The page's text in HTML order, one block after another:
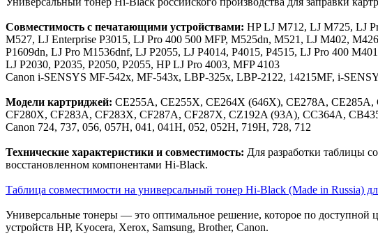
Совместимость с печатающими устройствами: HP LJ M712, LJ M725, LJ
M527, LJ Enterprise P3015, LJ Pro 400 500 MFP, M525dn, M521, LJ M402,
P1609dn, LJ Pro M1536dnf, LJ P2055, LJ P4014, P4015, P4515, LJ Pro 400
LJ Р2030, P2035, P2050, P2055, HP LJ Pro 4003, MFP 4103
Canon i-SENSYS MF-542x, MF-543x, LBP-325x, LBP-2122, 14215MF, i-
Модели картриджей: CE255A, CE255X, CE264X (646X), CE278A,
CF280X, CF283A, CF283X, CF287A, CF287X, CZ192A (93A), СС364A,
Сanon 724, 737, 056, 057Н, 041, 041H, 052, 052H, 719H, 728, 712
Технические характеристики и совместимость: Для разработки таблицы
восстановленном компонентами Hi-Black.
Таблица совместимости на универсальный тонер Hi-Black (Made in Russia)
Универсальные тонеры — это оптимальное решение, которое по доступной
устройств HP, Kyocera, Xerox, Samsung, Brother, Canon.